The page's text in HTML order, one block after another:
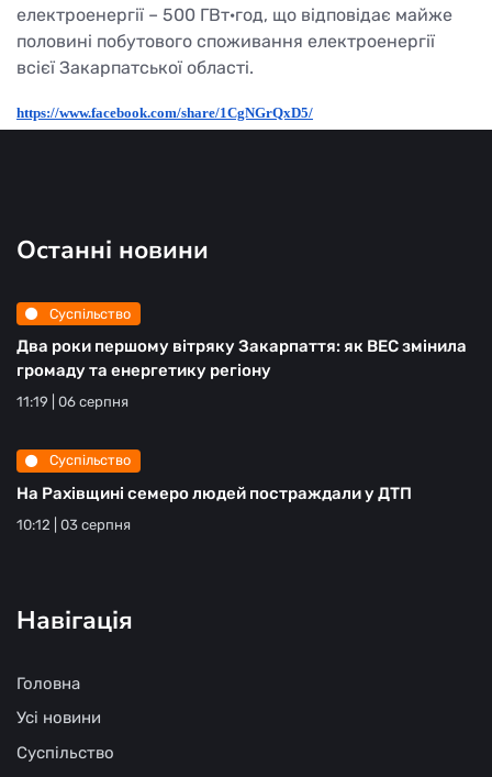
електроенергії – 500 ГВт·год, що відповідає майже
половині побутового споживання електроенергії
всієї Закарпатської області.
https://www.facebook.com/share/1CgNGrQxD5/
Останні новини
Суспільство
Два роки першому вітряку Закарпаття: як ВЕС змінила
громаду та енергетику регіону
11:19 | 06 серпня
Суспільство
На Рахівщині семеро людей постраждали у ДТП
10:12 | 03 серпня
Навігація
Головна
Усі новини
Суспільство